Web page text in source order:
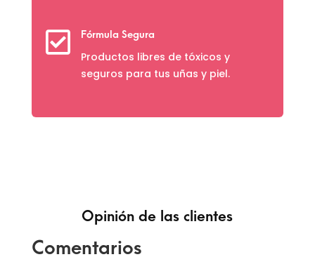
 Fórmula Segura
Productos libres de tóxicos y
seguros para tus uñas y piel.
Opinión de las clientes
Comentarios